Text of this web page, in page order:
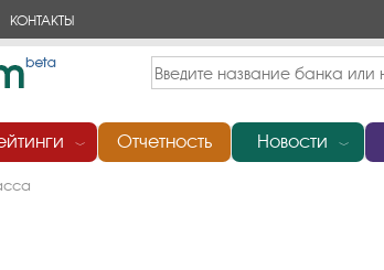
КОНТАКТЫ
﹀ Отчетность Новости ﹀